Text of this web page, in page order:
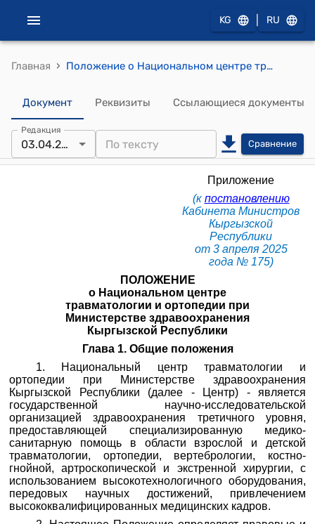
KG RU
Главная › Положение о Национальном центре травматологии и ортопедии при Министерстве здравоохранения Кыргызской Республики (к постановлению Кабинета Министров КР от 3 апреля 2025 года № 175)
Документ Реквизиты Ссылающиеся документы
Редакция
03.04.2025 Сравнение